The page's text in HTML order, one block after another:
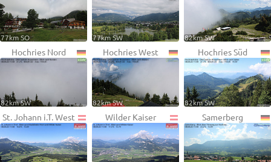
77km SO 77km SW 82km SW
Hochries Nord
82km SW
Hochries West
82km SW
Hochries Süd
82km SW
St. Johann i.T. West Wilder Kaiser Samerberg